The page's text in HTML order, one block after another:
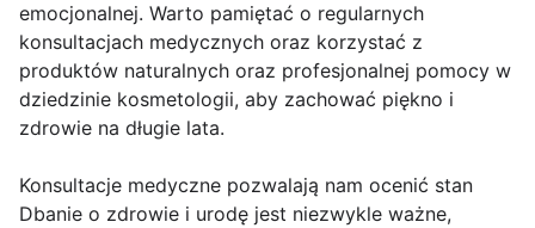
emocjonalnej. Warto pamiętać o regularnych
konsultacjach medycznych oraz korzystać z
produktów naturalnych oraz profesjonalnej pomocy w
dziedzinie kosmetologii, aby zachować piękno i
zdrowie na długie lata.
Konsultacje medyczne pozwalają nam ocenić stan
Dbanie o zdrowie i urodę jest niezwykle ważne,